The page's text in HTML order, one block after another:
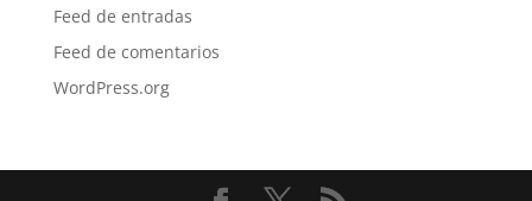
Feed de entradas
Feed de comentarios
WordPress.org